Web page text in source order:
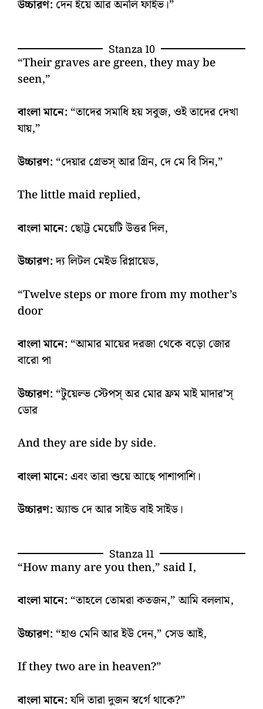
উচ্চারণ: দেন ইয়ে আর অনলি ফাইভ।”
Stanza 10
“Their graves are green, they may be
seen,”
বাংলা মানে: “তাদের সমাধি হয় সবুজ, ওই তাদের দেখা
যায়,”
উচ্চারণ: “দেয়ার গ্রেভস্‌ আর গ্রিন, দে মে বি সিন,”
The little maid replied,
বাংলা মানে: ছোট্ট মেয়েটি উত্তর দিল,
উচ্চারণ:দ্য লিটল মেইড রিপ্লায়েড,
“Twelve steps or more from my mother’s
door
বাংলা মানে: “আমার মায়ের দরজা থেকে বড়ো জোর
বারো পা
উচ্চারণ: “টুয়েল্ভ স্টেপস্‌ অর মোর ফ্রম মাই মাদার’স্‌
ডোর
And they are side by side.
বাংলা মানে: এবং তারা শুয়ে আছে পাশাপাশি।
উচ্চারণ:অ্যান্ড দে আর সাইড বাই সাইড।
Stanza 11
“How many are you then,” said I,
বাংলা মানে: “তাহলে তোমরা কতজন,” আমি বললাম,
উচ্চারণ: “হাও মেনি আর ইউ দেন,” সেড আই,
If they two are in heaven?”
বাংলা মানে:যদি তারা দুজন স্বর্গে থাকে?”